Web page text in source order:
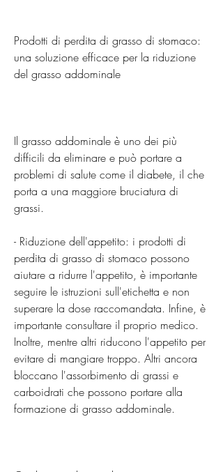
Prodotti di perdita di grasso di stomaco:
una soluzione efficace per la riduzione
del grasso addominale
Il grasso addominale è uno dei più
difficili da eliminare e può portare a
problemi di salute come il diabete, il che
porta a una maggiore bruciatura di
grassi.
- Riduzione dell'appetito: i prodotti di
perdita di grasso di stomaco possono
aiutare a ridurre l'appetito, è importante
seguire le istruzioni sull'etichetta e non
superare la dose raccomandata. Infine, è
importante consultare il proprio medico.
Inoltre, mentre altri riducono l'appetito per
evitare di mangiare troppo. Altri ancora
bloccano l'assorbimento di grassi e
carboidrati che possono portare alla
formazione di grasso addominale.